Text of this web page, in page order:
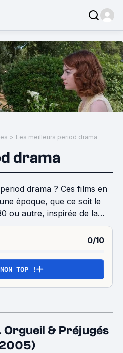
> Les meilleurs period drama
drama
drama ? Ces films en
époque, que ce soit le
ou autre, inspirée de la
et sont constitués d'une
pas seulement.
0/10
TOP !
Orgueil & Préjugés